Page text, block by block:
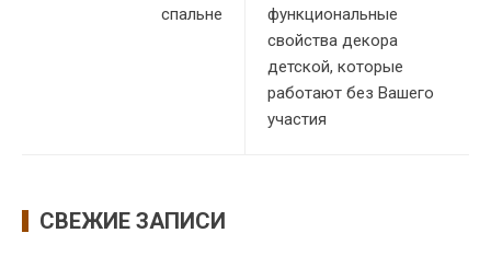
спальне
функциональные
свойства декора
детской, которые
работают без Вашего
участия
СВЕЖИЕ ЗАПИСИ